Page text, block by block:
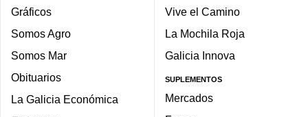
Gráficos
Somos Agro
Somos Mar
Obituarios
La Galicia Económica
Vive el Camino
La Mochila Roja
Galicia Innova
SUPLEMENTOS
Mercados